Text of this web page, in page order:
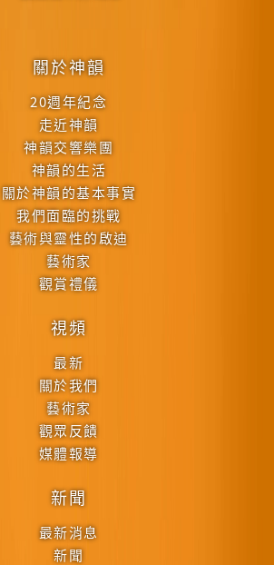
關於神韻
20週年紀念
走近神韻
神韻交響樂團
神韻的生活
關於神韻的基本事實
我們面臨的挑戰
藝術與靈性的啟迪
藝術家
觀賞禮儀
視頻
最新
關於我們
藝術家
觀眾反饋
媒體報導
新聞
最新消息
新聞